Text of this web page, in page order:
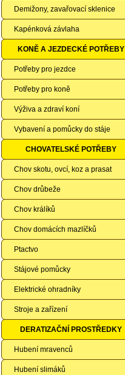
Demižony, zavařovací sklenice
Kapénková závlaha
KONĚ A JEZDECKÉ POTŘEBY
Potřeby pro jezdce
Potřeby pro koně
Výživa a zdraví koní
Vybavení a pomůcky do stáje
CHOVATELSKÉ POTŘEBY
Chov skotu, ovcí, koz a prasat
Chov drůbeže
Chov králíků
Chov domácích mazlíčků
Ptactvo
Stájové pomůcky
Elektrické ohradníky
Stroje a zařízení
DERATIZAČNÍ PROSTŘEDKY
Hubení mravenců
Hubení slimáků